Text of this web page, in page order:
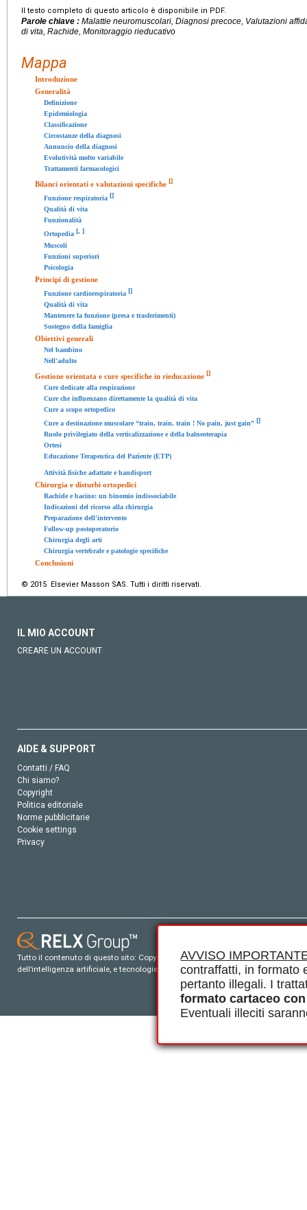
AVVISO
contraffatti, in formato
pertanto illegali. I
formato cartaceo
Eventuali illeciti
Il testo completo di questo articolo è disponibile in PDF.
Parole chiave : Malattie neuromuscolari, Diagnosi precoce, Valutazioni
di vita, Rachide, Monitoraggio rieducativo
Mappa
Introduzione
Generalità
Definizione
Epidemiologia
Classificazione
Circostanze della diagnosi
Annuncio della diagnosi
Evolutività molto variabile
Trattamenti farmacologici
Bilanci orientati e valutazioni specifiche []
Funzione respiratoria []
Qualità di vita
Funzionalità
Ortopedia [, ]
Muscoli
Funzioni superiori
Psicologia
Principi di gestione
Funzione cardiorespiratoria []
Qualità di vita
Mantenere la funzione (presa e trasferimenti)
Sostegno della famiglia
Obiettivi generali
Nel bambino
Nell'adulto
Gestione orientata e cure specifiche in rieducazione []
Cure dedicate alla respirazione
Cure che influenzano direttamente la qualità di vita
Cure a scopo ortopedico
Cure a destinazione muscolare “train, train, train ! No pain, just gain” []
Ruolo privilegiato della verticalizzazione e della balneoterapia
Ortesi
Educazione Terapeutica del Paziente (ETP)
Attività fisiche adattate e handisport
Chirurgia e disturbi ortopedici
Rachide e bacino: un binomio indissociabile
Indicazioni del ricorso alla chirurgia
Preparazione dell'intervento
Follow-up postoperatorio
Chirurgia degli arti
Chirurgia vertebrale e patologie specifiche
Conclusioni
© 2015 Elsevier Masson SAS. Tutti i diritti riservati.
IL MIO ACCOUNT
CREARE UN ACCOUNT
AIDE & SUPPORT
Contatti / FAQ
Chi siamo?
Copyright
Politica editoriale
Norme pubblicitarie
Cookie settings
Privacy
Tutto il contenuto di questo sito: Copyright © 2026 Elsevier, i suoi
dell’intelligenza artificiale, e tecnologie simili. Per tutto il contenuto ‘open